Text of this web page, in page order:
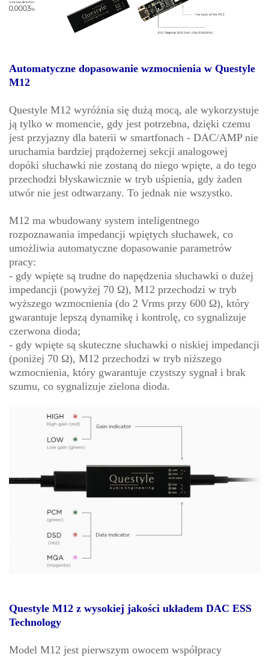
Automatyczne dopasowanie wzmocnienia w Questyle
M12
Questyle M12 wyróżnia się dużą mocą, ale wykorzystuje
ją tylko w momencie, gdy jest potrzebna, dzięki czemu
jest przyjazny dla baterii w smartfonach - DAC/AMP nie
uruchamia bardziej prądożernej sekcji analogowej
dopóki słuchawki nie zostaną do niego wpięte, a do tego
przechodzi błyskawicznie w tryb uśpienia, gdy żaden
utwór nie jest odtwarzany. To jednak nie wszystko.
M12 ma wbudowany system inteligentnego
rozpoznawania impedancji wpiętych słuchawek, co
umożliwia automatyczne dopasowanie parametrów
pracy:
- gdy wpięte są trudne do napędzenia słuchawki o dużej
impedancji (powyżej 70 Ω), M12 przechodzi w tryb
wyższego wzmocnienia (do 2 Vrms przy 600 Ω), który
gwarantuje lepszą dynamikę i kontrolę, co sygnalizuje
czerwona dioda;
- gdy wpięte są skuteczne słuchawki o niskiej impedancji
(poniżej 70 Ω), M12 przechodzi w tryb niższego
wzmocnienia, który gwarantuje czystszy sygnał i brak
szumu, co sygnalizuje zielona dioda.
Questyle M12 z wysokiej jakości układem DAC ESS
Technology
Model M12 jest pierwszym owocem współpracy